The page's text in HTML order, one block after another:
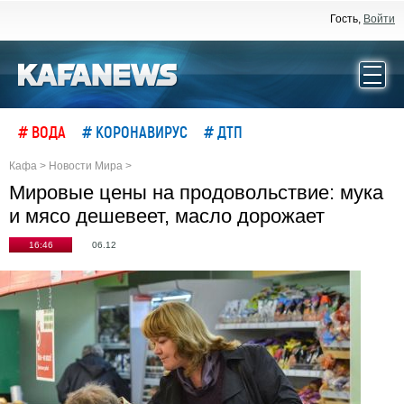
Гость, Войти
# ВОДА # КОРОНАВИРУС # ДТП
Кафа > Новости Мира >
Мировые цены на продовольствие: мука
и мясо дешевеет, масло дорожает
16:46 06.12